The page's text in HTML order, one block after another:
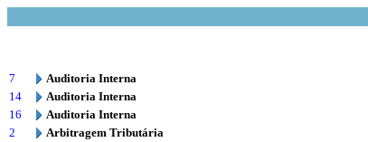
7
Auditoria Interna
14
Auditoria Interna
16
Auditoria Interna
2
Arbitragem Tributária